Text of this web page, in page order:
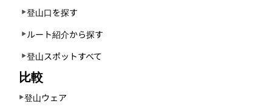
登山口を探す
ルート紹介から探す
登山スポットすべて
比較
登山ウェア